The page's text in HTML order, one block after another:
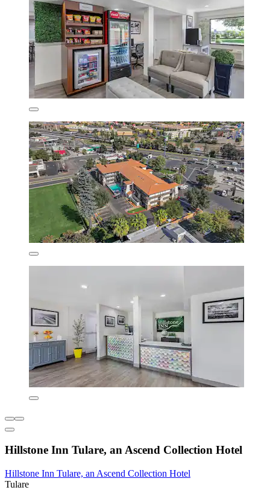
Hillstone Inn Tulare, an Ascend Collection Hotel
Hillstone Inn Tulare, an Ascend Collection Hotel
Tulare